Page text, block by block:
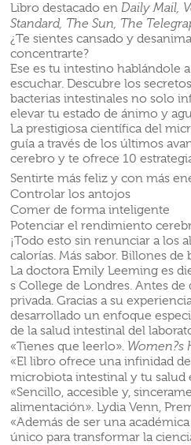
Libro destacado en Daily Mail,
Standard, The Sun, The
¿Te sientes cansado y
concentrarte?
Ese es tu intestino hablándole
escuchar. Descubre los
bacterias intestinales no solo
elevar tu estado de ánimo y
La prestigiosa científica del
guía a través de los últimos
cerebro y te ofrece 10
Sentirte más feliz y con más
Controlar los antojos
Comer de forma inteligente
Potenciar el rendimiento
¡Todo esto sin renunciar a los
calorías. Más sabor. Billones de
La doctora Emily Leeming es
s College de Londres. Antes
privada. Gracias a su
desarrollado un enfoque
de la salud intestinal del
«Tienes que leerlo». Women?s
«El libro ofrece una infinidad
microbiota intestinal y tu salud
«Sencillo, accesible y,
alimentación». Lydia Venn,
«Además de ser una
único para transformar la